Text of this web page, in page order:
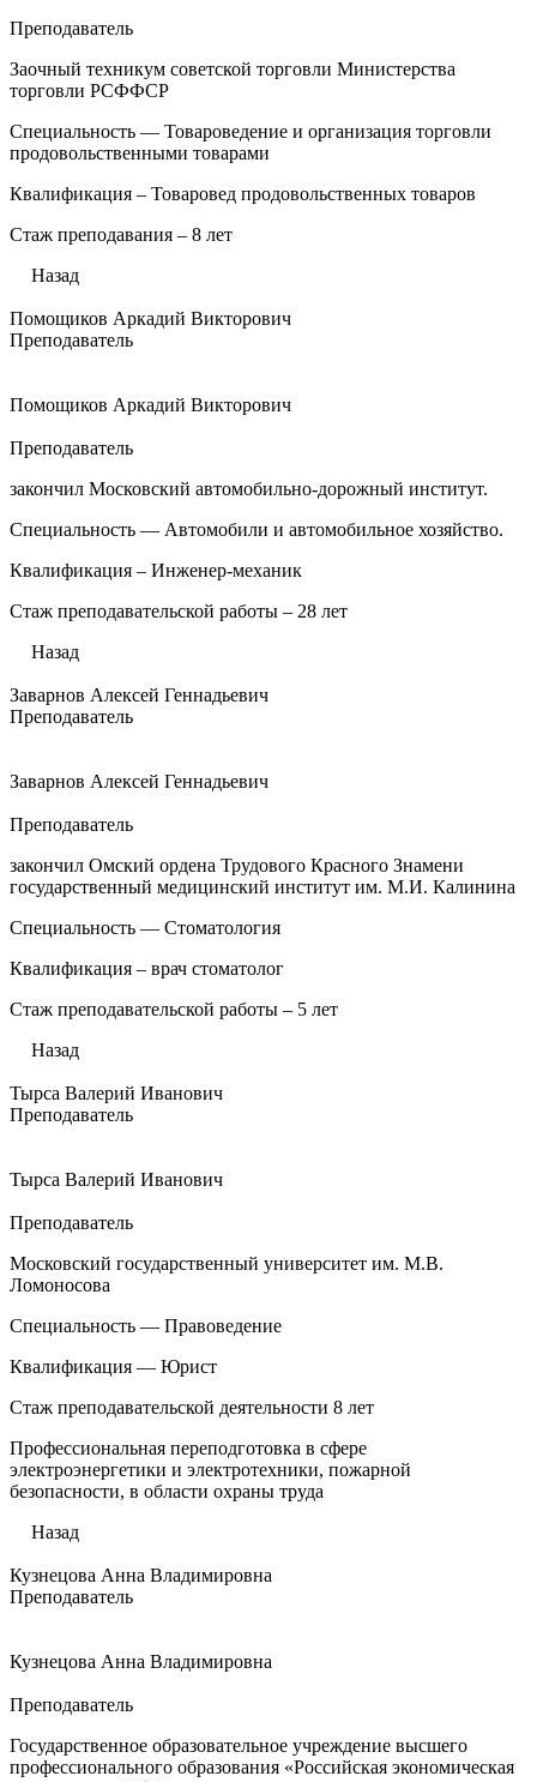
Преподаватель
Заочный техникум советской торговли Министерства
торговли РСФФСР
Специальность — Товароведение и организация торговли
продовольственными товарами
Квалификация – Товаровед продовольственных товаров
Стаж преподавания – 8 лет
Назад
Помощиков Аркадий Викторович
Преподаватель
Помощиков Аркадий Викторович
Преподаватель
закончил Московский автомобильно-дорожный институт.
Специальность — Автомобили и автомобильное хозяйство.
Квалификация – Инженер-механик
Стаж преподавательской работы – 28 лет
Назад
Заварнов Алексей Геннадьевич
Преподаватель
Заварнов Алексей Геннадьевич
Преподаватель
закончил Омский ордена Трудового Красного Знамени
государственный медицинский институт им. М.И. Калинина
Специальность — Стоматология
Квалификация – врач стоматолог
Стаж преподавательской работы – 5 лет
Назад
Тырса Валерий Иванович
Преподаватель
Тырса Валерий Иванович
Преподаватель
Московский государственный университет им. М.В.
Ломоносова
Специальность — Правоведение
Квалификация — Юрист
Стаж преподавательской деятельности 8 лет
Профессиональная переподготовка в сфере
электроэнергетики и электротехники, пожарной
безопасности, в области охраны труда
Назад
Кузнецова Анна Владимировна
Преподаватель
Кузнецова Анна Владимировна
Преподаватель
Государственное образовательное учреждение высшего
профессионального образования «Российская экономическая